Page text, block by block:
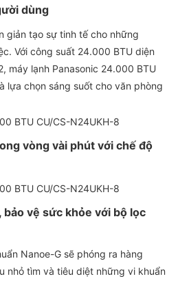
dùng
giản tạo sự tinh tế cho những
Với công suất 24.000 BTU diện
máy lạnh Panasonic 24.000 BTU
lựa chọn sáng suốt cho văn phòng
vòng vài phút với chế độ
vệ sức khỏe với bộ lọc
Nanoe-G sẽ phóng ra hàng
nhỏ tìm và tiêu diệt những vi khuẩn